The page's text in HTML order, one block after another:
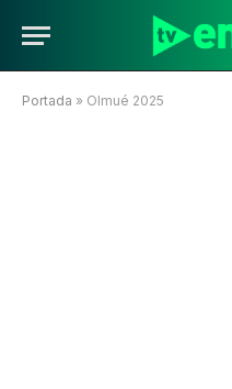
Portada » Olmué 2025